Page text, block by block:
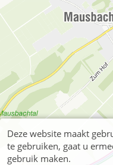
Deze website maakt
te gebruiken, gaat u
gebruik maken.